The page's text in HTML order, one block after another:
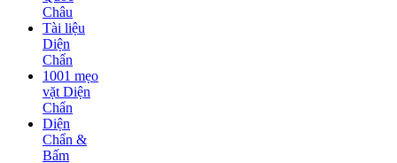
Châu
Tài liệu
Diện
Chẩn
1001 mẹo
vặt Diện
Chẩn
Diện
Chẩn &
Bấm